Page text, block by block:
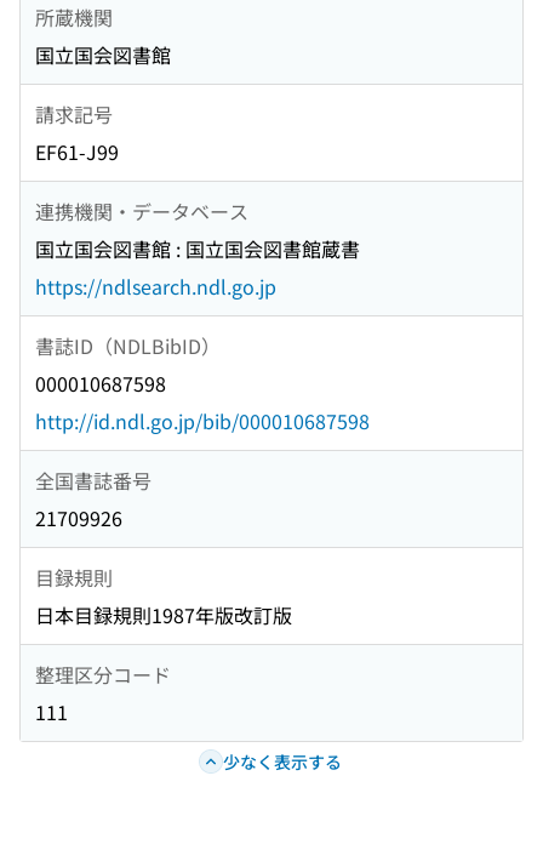
所蔵機関
国立国会図書館
請求記号
EF61-J99
連携機関・データベース
国立国会図書館 : 国立国会図書館蔵書
https://ndlsearch.ndl.go.jp
書誌ID（NDLBibID）
000010687598
http://id.ndl.go.jp/bib/000010687598
全国書誌番号
21709926
目録規則
日本目録規則1987年版改訂版
整理区分コード
111
少なく表示する